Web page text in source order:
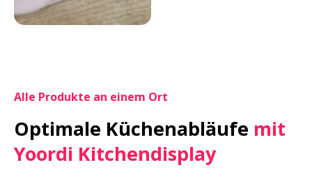
Alle Produkte an einem Ort
Optimale Küchenabläufe mit
Yoordi Kitchendisplay